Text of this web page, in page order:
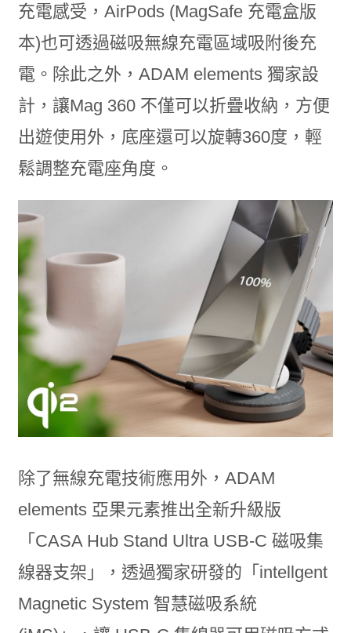
充電感受，AirPods (MagSafe 充電盒版
本)也可透過磁吸無線充電區域吸附後充
電。除此之外，ADAM elements 獨家設
計，讓Mag 360 不僅可以折疊收納，方便
出遊使用外，底座還可以旋轉360度，輕
鬆調整充電座角度。
除了無線充電技術應用外，ADAM
elements 亞果元素推出全新升級版
「CASA Hub Stand Ultra USB-C 磁吸集
線器支架」，透過獨家研發的「intellgent
Magnetic System 智慧磁吸系統